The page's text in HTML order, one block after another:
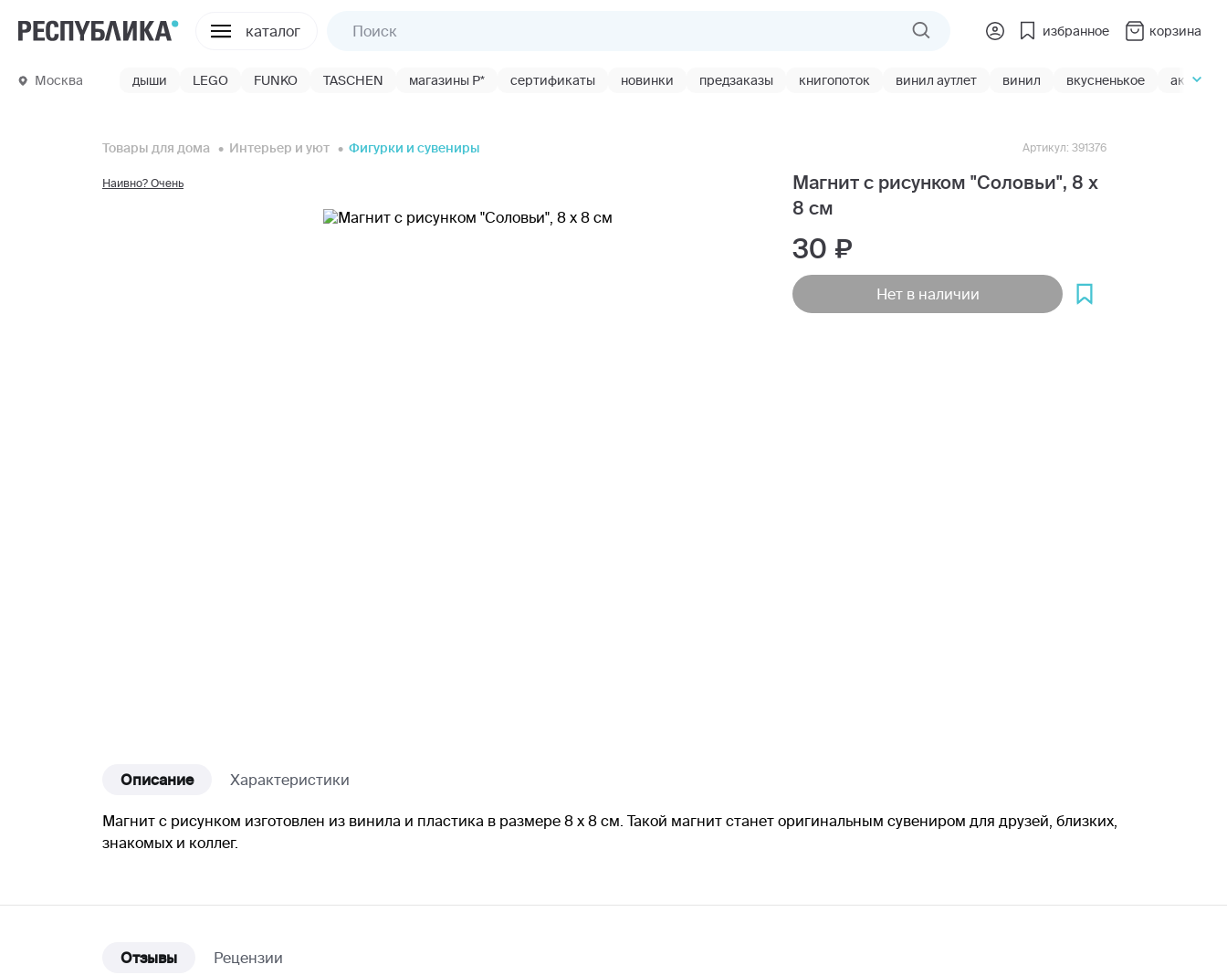
каталог избранное корзина
Москва дыши LEGO FUNKO TASCHEN магазины Р* сертификаты новинки предзаказы книгопоток винил аутлет винил вкусненькое акции
Товары для дома Интерьер и уют Фигурки и сувениры
Наивно? Очень
Магнит с рисунком "Соловьи", 8 х
8 см
Артикул: 391376
30
Нет в наличии
Описание Характеристики
Магнит с рисунком изготовлен из винила и пластика в размере 8 х 8 см. Такой магнит станет оригинальным сувениром для друзей, близких,
знакомых и коллег.
Отзывы Рецензии